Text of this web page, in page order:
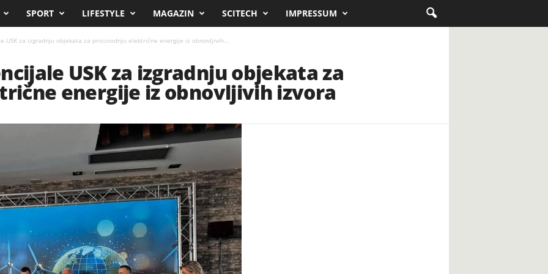
SPORT LIFESTYLE MAGAZIN SCITECH IMPRESSUM
USK za izgradnju objekata za proizvodnju električne energije iz obnovljivih...
USK za izgradnju objekata za
energije iz obnovljivih izvora